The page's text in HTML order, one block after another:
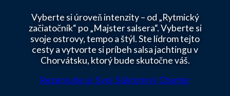
Vyberte si úroveň intenzity – od „Rytmický
začiatočník“ po „Majster salsera“. Vyberte si
svoje ostrovy, tempo a štýl. Ste lídrom tejto
cesty a vytvorte si príbeh salsa jachtingu v
Chorvátsku, ktorý bude skutočne váš.
Rezervujte si Svoj Súkromný Charter